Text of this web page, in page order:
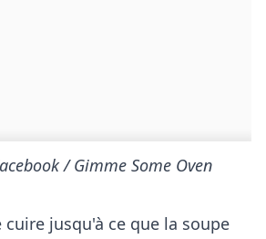
/ Gimme Some Oven
jusqu'à ce que la soupe